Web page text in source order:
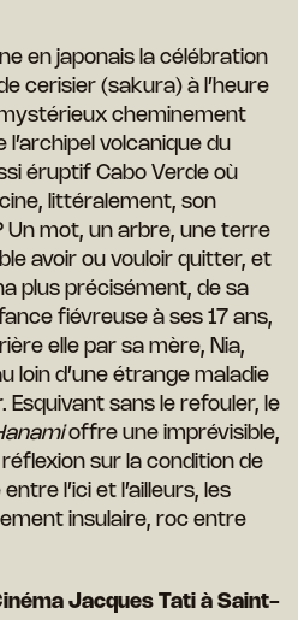
en japonais la célébration
cerisier (sakura) à l’heure
cheminement
volcanique du
éruptif Cabo Verde où
littéralement, son
mot, un arbre, une terre
avoir ou vouloir quitter, et
plus précisément, de sa
fiévreuse à ses 17 ans,
elle par sa mère, Nia,
loin d’une étrange maladie
Esquivant sans le refouler, le
offre une imprévisible,
sur la condition de
l’ici et l’ailleurs, les
insulaire, roc entre
Jacques Tati à Saint-